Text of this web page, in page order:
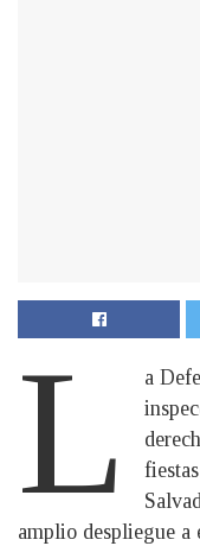
L
a
amplio despliegue a